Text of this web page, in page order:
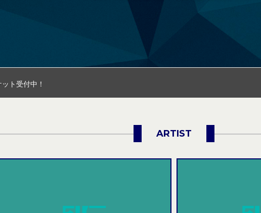
ト受付中！
ARTIST